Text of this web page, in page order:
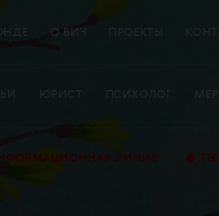
О ВИЧ ПРОЕКТЫ
ЮРИСТ ПСИХОЛОГ
ЛИНИЯ •